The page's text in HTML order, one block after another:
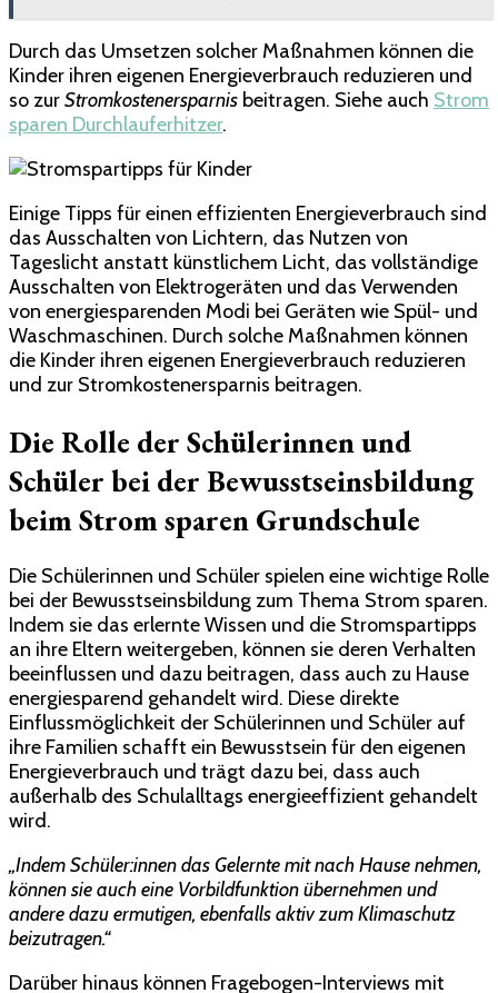
Durch das Umsetzen solcher Maßnahmen können die
Kinder ihren eigenen Energieverbrauch reduzieren und
so zurStromkostenersparnis beitragen. Siehe auch Strom
sparen Durchlauferhitzer.
Einige Tipps für einen effizienten Energieverbrauch sind
das Ausschalten von Lichtern, das Nutzen von
Tageslicht anstatt künstlichem Licht, das vollständige
Ausschalten von Elektrogeräten und das Verwenden
von energiesparenden Modi bei Geräten wie Spül- und
Waschmaschinen. Durch solche Maßnahmen können
die Kinder ihren eigenen Energieverbrauch reduzieren
und zur Stromkostenersparnis beitragen.
Die Rolle der Schülerinnen und
Schüler bei der Bewusstseinsbildung
beim Strom sparen Grundschule
Die Schülerinnen und Schüler spielen eine wichtige Rolle
bei der Bewusstseinsbildung zum Thema Strom sparen.
Indem sie das erlernte Wissen und die Stromspartipps
an ihre Eltern weitergeben, können sie deren Verhalten
beeinflussen und dazu beitragen, dass auch zu Hause
energiesparend gehandelt wird. Diese direkte
Einflussmöglichkeit der Schülerinnen und Schüler auf
ihre Familien schafft ein Bewusstsein für den eigenen
Energieverbrauch und trägt dazu bei, dass auch
außerhalb des Schulalltags energieeffizient gehandelt
wird.
„Indem Schüler:innen das Gelernte mit nach Hause nehmen,
können sie auch eine Vorbildfunktion übernehmen und
andere dazu ermutigen, ebenfalls aktiv zum Klimaschutz
beizutragen.“
Darüber hinaus können Fragebogen-Interviews mit